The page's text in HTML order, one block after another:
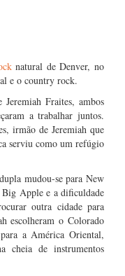
natural de Denver, no
e o country rock.
Fraites, ambos
a trabalhar juntos.
irmão de Jeremiah que
serviu como um refúgio
mudou-se para New
Apple e a dificuldade
outra cidade para
escolheram o Colorado
a América Oriental,
cheia de instrumentos